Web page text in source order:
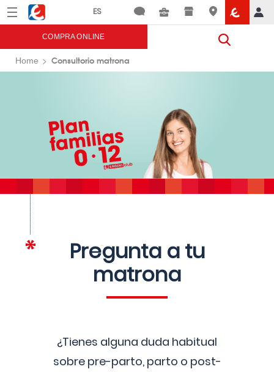
Menú Eroski
COMPRA ONLINE
Home Consultorio matrona
Pregunta a tu
matrona
¿Tienes alguna duda habitual
sobre pre-parto, parto o post-